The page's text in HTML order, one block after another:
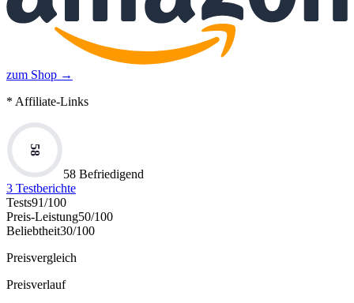
zum Shop →
* Affiliate-Links
58
58 Befriedigend
3 Testberichte
Tests91/100
Preis-Leistung50/100
Beliebtheit30/100
Preisvergleich
Preisverlauf